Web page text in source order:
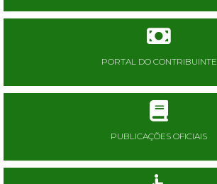
PORTAL DO CONTRIBUINTE
PUBLICAÇÕES OFICIAIS